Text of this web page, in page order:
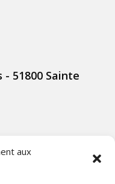
aux
- 51800 Sainte